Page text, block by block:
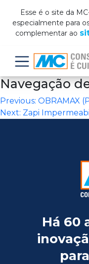
Esse é o site da
especialmente para
complementar ao
Menu
Navegação
Previous: OBRAMAX
Next: Zapi
Há 60